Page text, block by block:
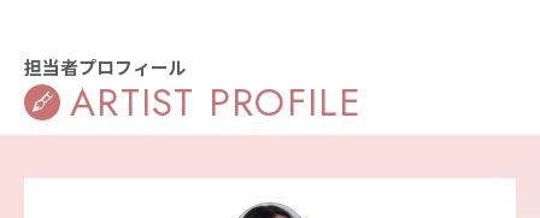
担当者プロフィール
ARTIST PROFILE